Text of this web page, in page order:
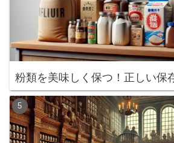
粉類を美味しく保つ！正しい保